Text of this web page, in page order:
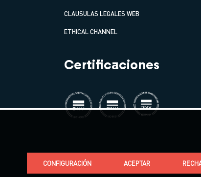
CLAUSULAS LEGALES WEB
ETHICAL CHANNEL
Certificaciones
CONFIGURACIÓN ACEPTAR